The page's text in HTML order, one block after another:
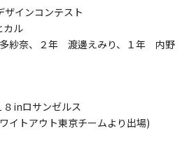
インコンテスト
ル
紗奈、２年 渡邊えみり、１年 内野
８inロサンゼルス
トアウト東京チームより出場)